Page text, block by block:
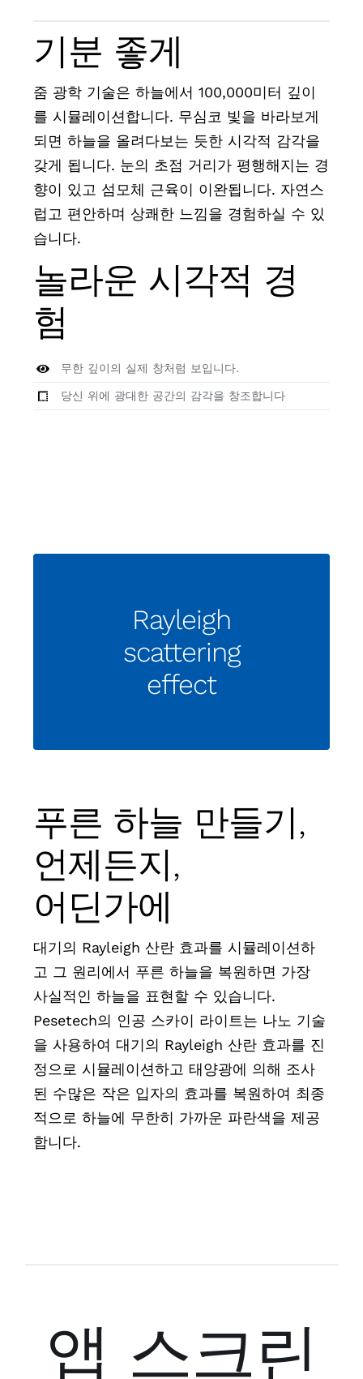
기분 좋게
줌 광학 기술은 하늘에서 100,000미터 깊이
를 시뮬레이션합니다. 무심코 빛을 바라보게
되면 하늘을 올려다보는 듯한 시각적 감각을
갖게 됩니다. 눈의 초점 거리가 평행해지는 경
향이 있고 섬모체 근육이 이완됩니다. 자연스
럽고 편안하며 상쾌한 느낌을 경험하실 수 있
습니다.
놀라운 시각적 경
험
무한 깊이의 실제 창처럼 보입니다.
당신 위에 광대한 공간의 감각을 창조합니다
푸른 하늘 만들기,
언제든지,
어딘가에
대기의 Rayleigh 산란 효과를 시뮬레이션하
고 그 원리에서 푸른 하늘을 복원하면 가장
사실적인 하늘을 표현할 수 있습니다.
Pesetech의 인공 스카이 라이트는 나노 기술
을 사용하여 대기의 Rayleigh 산란 효과를 진
정으로 시뮬레이션하고 태양광에 의해 조사
된 수많은 작은 입자의 효과를 복원하여 최종
적으로 하늘에 무한히 가까운 파란색을 제공
합니다.
Rayleigh
scattering
effect
앱 스크린